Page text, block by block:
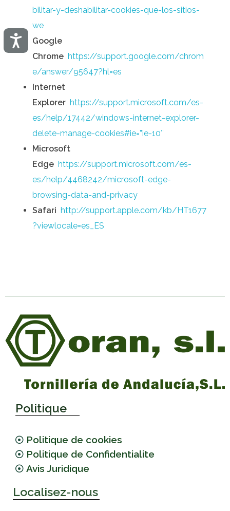
Accesibilidad
bilitar-y-deshabilitar-cookies-que-los-sitios-
we
Google
Chrome https://support.google.com/chrom
e/answer/95647?hl=es
Internet
Explorer https://support.microsoft.com/es-
es/help/17442/windows-internet-explorer-
delete-manage-cookies#ie=”ie-10″
Microsoft
Edge https://support.microsoft.com/es-
es/help/4468242/microsoft-edge-
browsing-data-and-privacy
Safari http://support.apple.com/kb/HT1677
?viewlocale=es_ES
Politique
Politique de cookies
Politique de Confidentialite
Avis Juridique
Localisez-nous